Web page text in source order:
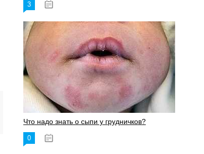
3
Что надо знать о сыпи у грудничков?
0